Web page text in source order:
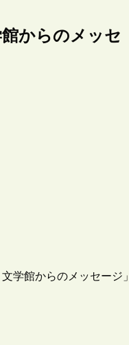
からのメッセ
学館からのメッセージ」